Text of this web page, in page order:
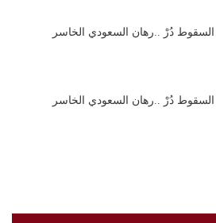
السقوط دُرْ ..رهان السعودي الخاسر
السقوط دُرْ ..رهان السعودي الخاسر